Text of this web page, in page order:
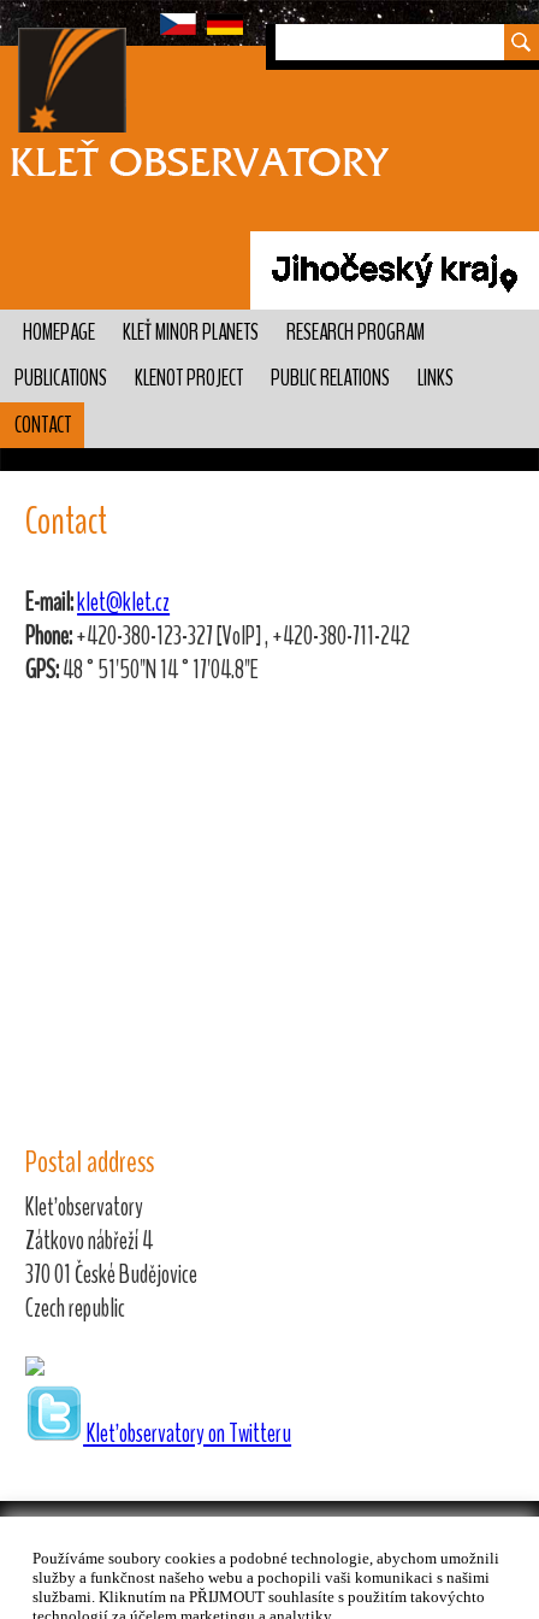
Používáme soubory cookies a podobné technologie, abychom umožnili
služby a funkčnost našeho webu a pochopili vaši komunikaci s našimi
službami. Kliknutím na PŘIJMOUT souhlasíte s použitím takovýchto
HOMEPAGE KLEŤ MINOR PLANETS
RESEARCH PROGRAM
PUBLICATIONS
KLENOT PROJECT PUBLIC RELATIONS
LINKS
CONTACT
Contact
E-mail:klet@klet.cz
Phone:+420-380-123-327 [VoIP] , +420-380-711-242
GPS:48°51'50"N 14°17'04.8"E
Postal address
Kleť observatory
Zátkovo nábřeží 4
370 01 České Budějovice
Czech republic
Kleť observatory on Twitteru
© 1996-2026, HaP České Budějovice-Kleť | Created byKostax s.r.o.
| visitors: 1 064 359 since 1. 9. 1996 |Accessibility Statement